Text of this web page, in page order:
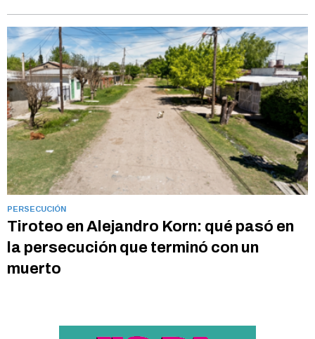
PERSECUCIÓN
Tiroteo en Alejandro Korn: qué pasó en
la persecución que terminó con un
muerto